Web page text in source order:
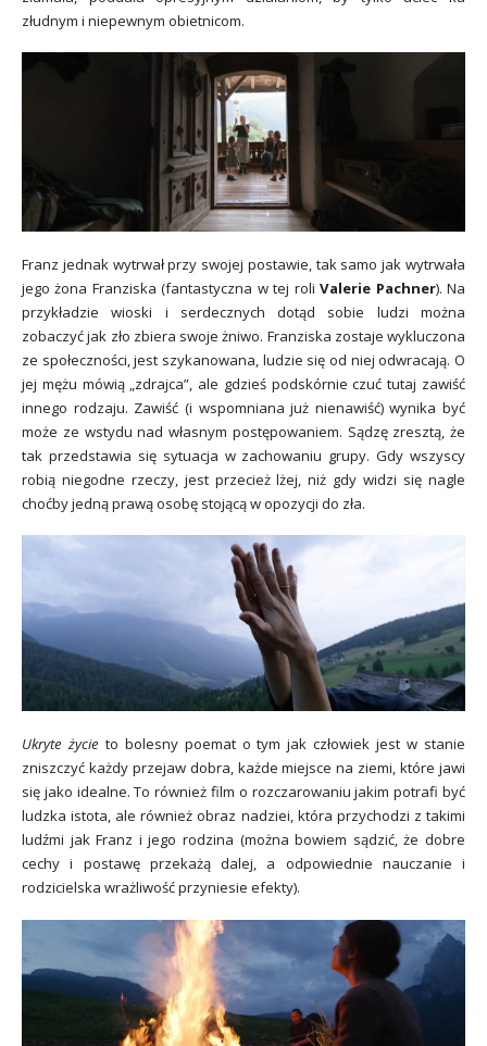
złudnym i niepewnym obietnicom.
Franz jednak wytrwał przy swojej postawie, tak samo jak wytrwała
jego żona Franziska (fantastyczna w tej roliValerie Pachner). Na
przykładzie wioski i serdecznych dotąd sobie ludzi można
zobaczyć jak zło zbiera swoje żniwo. Franziska zostaje wykluczona
ze społeczności, jest szykanowana, ludzie się od niej odwracają. O
jej mężu mówią „zdrajca”, ale gdzieś podskórnie czuć tutaj zawiść
innego rodzaju. Zawiść (i wspomniana już nienawiść) wynika być
może ze wstydu nad własnym postępowaniem. Sądzę zresztą, że
tak przedstawia się sytuacja w zachowaniu grupy. Gdy wszyscy
robią niegodne rzeczy, jest przecież lżej, niż gdy widzi się nagle
choćby jedną prawą osobę stojącą w opozycji do zła.
Ukryte życie to bolesny poemat o tym jak człowiek jest w stanie
zniszczyć każdy przejaw dobra, każde miejsce na ziemi, które jawi
się jako idealne. To również film o rozczarowaniu jakim potrafi być
ludzka istota, ale również obraz nadziei, która przychodzi z takimi
ludźmi jak Franz i jego rodzina (można bowiem sądzić, że dobre
cechy i postawę przekażą dalej, a odpowiednie nauczanie i
rodzicielska wrażliwość przyniesie efekty).